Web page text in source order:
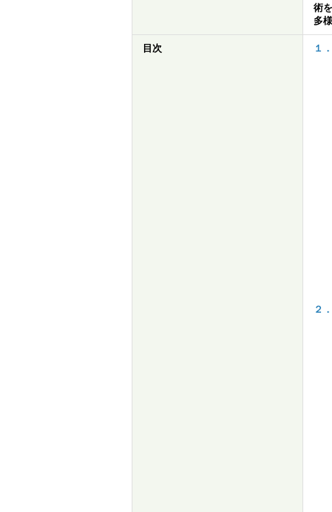
術
多
目次
１
１
２
３
４
３
５
３
２
１
３
２
３
４
５